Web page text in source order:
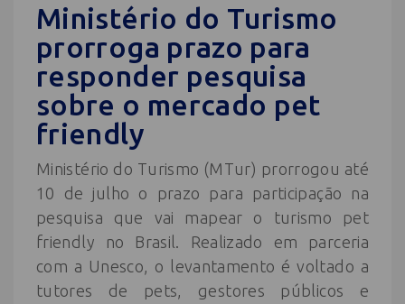
Ministério do Turismo
prorroga prazo para
responder pesquisa
sobre o mercado pet
friendly
Ministério do Turismo (MTur) prorrogou até
10 de julho o prazo para participação na
pesquisa que vai mapear o turismo pet
friendly no Brasil. Realizado em parceria
com a Unesco, o levantamento é voltado a
tutores de pets, gestores públicos e